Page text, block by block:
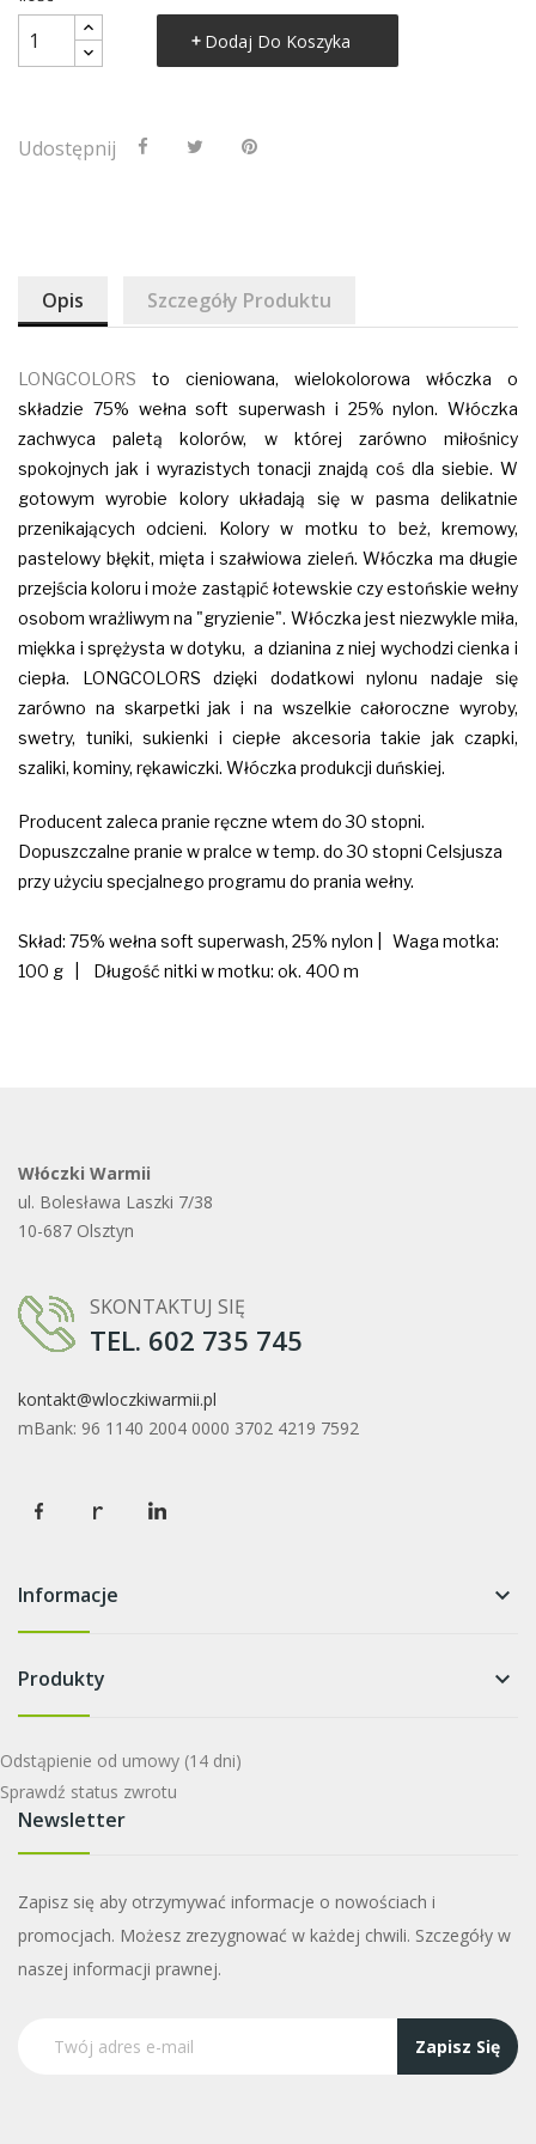
Dodaj Do Koszyka
Udostępnij
Opis Szczegóły Produktu
LONGCOLORS to cieniowana, wielokolorowa włóczka o
składzie 75% wełna soft superwash i 25% nylon. Włóczka
zachwyca paletą kolorów, w której zarówno miłośnicy
spokojnych jak i wyrazistych tonacji znajdą coś dla siebie. W
gotowym wyrobie kolory układają się w pasma delikatnie
przenikających odcieni. Kolory w motku to beż, kremowy,
pastelowy błękit, mięta i szałwiowa zieleń. Włóczka ma długie
przejścia koloru i może zastąpić łotewskie czy estońskie wełny
osobom wrażliwym na "gryzienie". Włóczka jest niezwykle miła,
miękka i sprężysta w dotyku, a dzianina z niej wychodzi cienka i
ciepła. LONGCOLORS dzięki dodatkowi nylonu nadaje się
zarówno na skarpetki jak i na wszelkie całoroczne wyroby,
swetry, tuniki, sukienki i ciepłe akcesoria takie jak czapki,
szaliki, kominy, rękawiczki. Włóczka produkcji duńskiej.
Producent zaleca pranie ręczne wtem do 30 stopni.
Dopuszczalne pranie w pralce w temp. do 30 stopni Celsjusza
przy użyciu specjalnego programu do prania wełny.
Skład: 75% wełna soft superwash, 25% nylon | Waga motka:
100 g | Długość nitki w motku: ok. 400 m
Włóczki Warmii
ul. Bolesława Laszki 7/38
10-687 Olsztyn
SKONTAKTUJ SIĘ
TEL. 602 735 745
kontakt@wloczkiwarmii.pl
mBank: 96 1140 2004 0000 3702 4219 7592
Informacje keyboard_arrow_down
Produkty keyboard_arrow_down
Odstąpienie od umowy (14 dni)
Sprawdź status zwrotu
Newsletter
Zapisz się aby otrzymywać informacje o nowościach i
promocjach. Możesz zrezygnować w każdej chwili. Szczegóły w
naszej informacji prawnej.
Zapisz Się